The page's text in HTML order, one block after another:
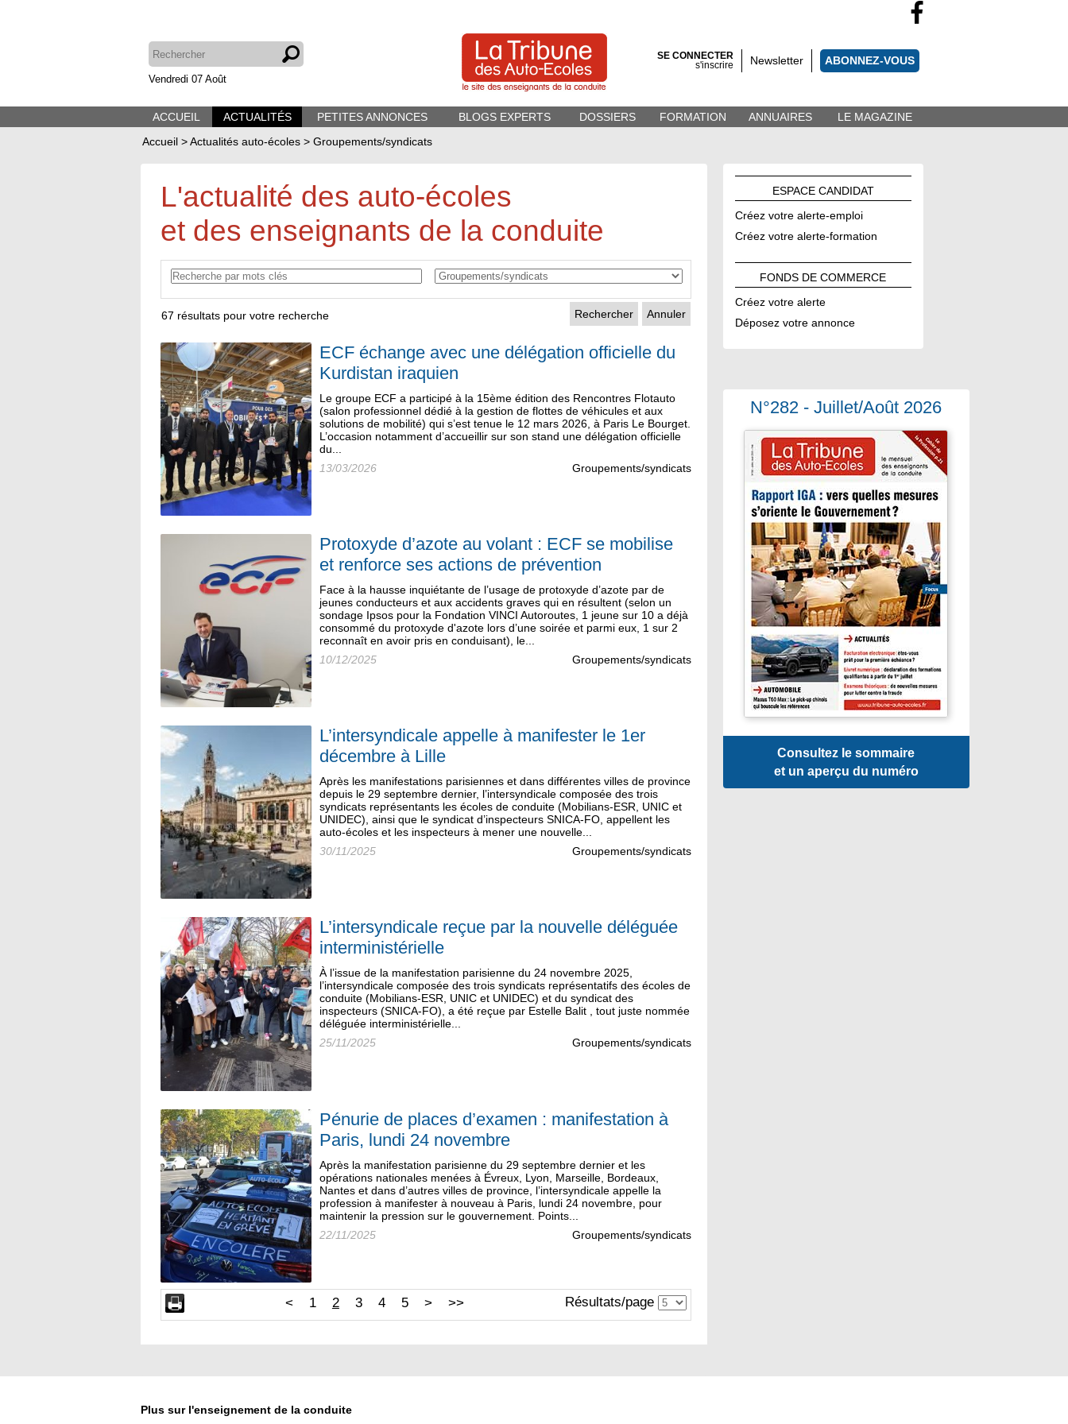
Vendredi 07 Août
SE CONNECTER
s'inscrire
Newsletter ABONNEZ-VOUS
ACCUEIL ACTUALITÉS PETITES ANNONCES BLOGS EXPERTS DOSSIERS FORMATION ANNUAIRES
LE MAGAZINE
Accueil >Actualités auto-écoles > Groupements/syndicats
ESPACE CANDIDAT
Créez votre alerte-emploi
Créez votre alerte-formation
FONDS DECOMMERCE
Créez votre alerte
Déposez votre annonce
N°282 - Juillet/Août 2026
Consultez le sommaire
et un aperçu du numéro
L'actualité des auto-écoles
et des enseignants de la conduite
Annuler
67 résultats pour votre recherche
ECF échange avec une délégation officielle du
Kurdistan iraquien
Le groupe ECF a participé à la 15ème édition des Rencontres Flotauto
(salon professionnel dédié à la gestion de flottes de véhicules et aux
solutions de mobilité) qui s’est tenue le 12 mars 2026, à Paris Le Bourget.
L’occasion notamment d’accueillir sur son stand une délégation officielle
du...
13/03/2026
Groupements/syndicats
Protoxyde d’azote au volant : ECF se mobilise
et renforce ses actions de prévention
Face à la hausse inquiétante de l’usage de protoxyde d’azote par de
jeunes conducteurs et aux accidents graves qui en résultent (selon un
sondage Ipsos pour la Fondation VINCI Autoroutes, 1 jeune sur 10 a déjà
consommé du protoxyde d'azote lors d’une soirée et parmi eux, 1 sur 2
reconnaît en avoir pris en conduisant), le...
10/12/2025
Groupements/syndicats
L’intersyndicale appelle à manifester le 1er
décembre à Lille
Après les manifestations parisiennes et dans différentes villes de province
depuis le 29 septembre dernier, l’intersyndicale composée des trois
syndicats représentants les écoles de conduite (Mobilians-ESR, UNIC et
UNIDEC), ainsi que le syndicat d’inspecteurs SNICA-FO, appellent les
auto-écoles et les inspecteurs à mener une nouvelle...
30/11/2025
Groupements/syndicats
L’intersyndicale reçue par la nouvelle déléguée
interministérielle
À l’issue de la manifestation parisienne du 24 novembre 2025,
l’intersyndicale composée des trois syndicats représentatifs des écoles de
conduite (Mobilians-ESR, UNIC et UNIDEC) et du syndicat des
inspecteurs (SNICA-FO), a été reçue par Estelle Balit , tout juste nommée
déléguée interministérielle...
25/11/2025
Groupements/syndicats
Pénurie de places d’examen : manifestation à
Paris, lundi 24 novembre
Après la manifestation parisienne du 29 septembre dernier et les
opérations nationales menées à Évreux, Lyon, Marseille, Bordeaux,
Nantes et dans d’autres villes de province, l’intersyndicale appelle la
profession à manifester à nouveau à Paris, lundi 24 novembre, pour
maintenir la pression sur le gouvernement. Points...
22/11/2025
Groupements/syndicats
Résultats/page
< 1 2 3 4 5 > >>
Plus sur l'enseignement de la conduite